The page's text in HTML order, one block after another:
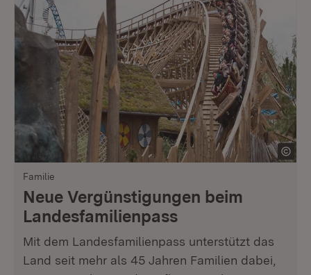
Familie
Neue Vergünstigungen beim
Landesfamilienpass
Mit dem Landesfamilienpass unterstützt das
Land seit mehr als 45 Jahren Familien dabei,